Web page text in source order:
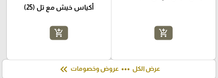
add_shopping_cart
أكياس خيش مع تل (25)
add_shopping_cart
عرض الكل more_horiz عروض وخصومات keyboard_double_arrow_left